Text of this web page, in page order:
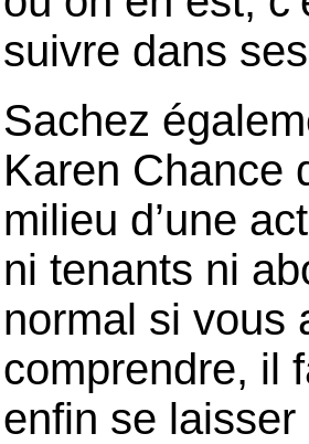
suivre dans
Sachez
Karen Chance
milieu d’une
ni tenants ni
normal si vous
comprendre, il
enfin se